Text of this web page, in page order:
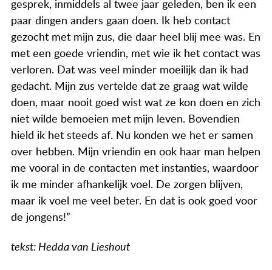
gesprek, inmiddels al twee jaar geleden, ben ik een
paar dingen anders gaan doen. Ik heb contact
gezocht met mijn zus, die daar heel blij mee was. En
met een goede vriendin, met wie ik het contact was
verloren. Dat was veel minder moeilijk dan ik had
gedacht. Mijn zus vertelde dat ze graag wat wilde
doen, maar nooit goed wist wat ze kon doen en zich
niet wilde bemoeien met mijn leven. Bovendien
hield ik het steeds af. Nu konden we het er samen
over hebben. Mijn vriendin en ook haar man helpen
me vooral in de contacten met instanties, waardoor
ik me minder afhankelijk voel. De zorgen blijven,
maar ik voel me veel beter. En dat is ook goed voor
de jongens!”
tekst: Hedda van Lieshout